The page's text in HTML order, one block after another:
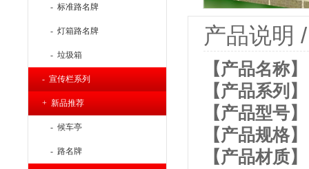
- 标准路名牌
- 灯箱路名牌
- 垃圾箱
- 宣传栏系列
+ 新品推荐
- 候车亭
- 路名牌
产品说明
【产品名称
【产品系列
【产品型号
【产品规格
【产品材质